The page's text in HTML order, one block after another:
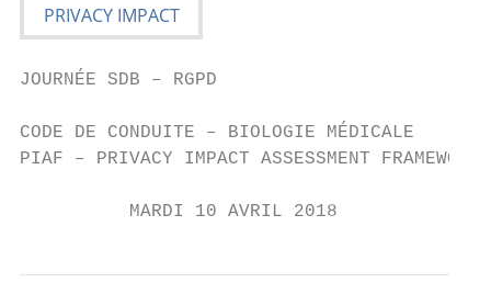
JOURNÉE SDB – RGPD
CODE DE CONDUITE – BIOLOGIE MÉDICALE
PIAF – PRIVACY IMPACT ASSESSMENT FRAMEWORK
          MARDI 10 AVRIL 2018